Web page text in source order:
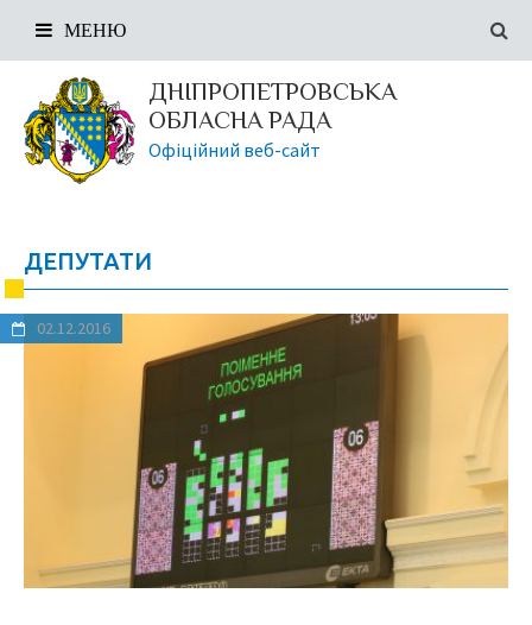
ДНІПРОПЕТРОВСЬКА
ОБЛАСНА РАДА
Офіційний веб-сайт
МЕНЮ
ДЕПУТАТИ
02.12.2016